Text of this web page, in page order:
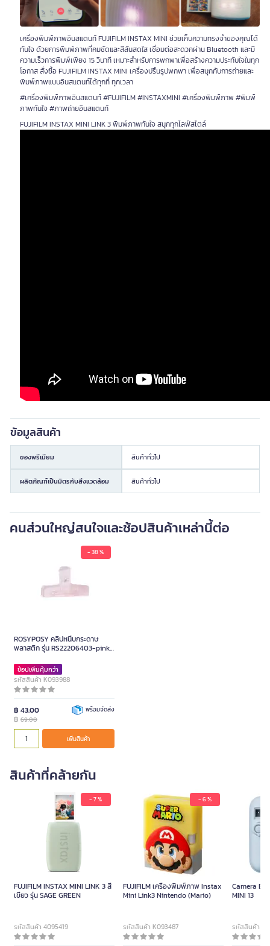
เครื่องพิมพ์ภาพอินสแตนท์ FUJIFILM INSTAX MINI ช่วยเก็บความทรงจำของคุณได้
ทันใจ ด้วยการพิมพ์ภาพที่คมชัดและสีสันสดใส เชื่อมต่อสะดวกผ่าน Bluetooth และมี
ความเร็วการพิมพ์เพียง 15 วินาที เหมาะสำหรับการพกพาเพื่อสร้างความประทับใจในทุก
โอกาส สั่งซื้อ FUJIFILM INSTAX MINI เครื่องปริ้นรูปพกพา เพื่อสนุกกับการถ่ายและ
พิมพ์ภาพแบบอินสแตนท์ได้ทุกที่ ทุกเวลา
#เครื่องพิมพ์ภาพอินสแตนท์ #FUJIFILM #INSTAXMINI #เครื่องพิมพ์ภาพ #พิมพ์
ภาพทันใจ #ภาพถ่ายอินสแตนท์
FUJIFILM INSTAX MINI LINK 3 พิมพ์ภาพทันใจ สนุกทุกไลฟ์สไตล์
ข้อมูลสินค้า
ของพรีเมียม สินค้าทั่วไป
ผลิตภัณฑ์เป็นมิตรกับสิ่งแวดล้อม สินค้าทั่วไป
คนส่วนใหญ่สนใจและช้อปสินค้าเหล่านี้ต่อ
- 38 %
ROSYPOSY คลิปหนีบกระดาษ
พลาสติก รุ่น RS22206403-pink
ช้อปเพิ่มคุ้มกว่า
รหัสสินค้า K093988
฿ 43.00
฿ 69.00
พร้อมจัดส่ง
เพิ่มสินค้า
สินค้าที่คล้ายกัน
- 7 %
FUJIFILM INSTAX MINI LINK 3 สี
เขียว รุ่น SAGE GREEN
รหัสสินค้า 4095419
- 6 %
FUJIFILM เครื่องพิมพ์ภาพ Instax
Mini Link3 Nintendo (Mario)
รหัสสินค้า K093487
Camera
MINI 13
รหัสสินค้า